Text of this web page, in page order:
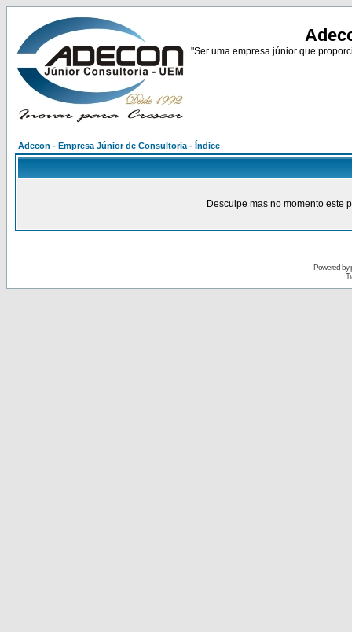
"Ser uma empresa júnior que
Adecon - Empresa Júnior de Consultoria - Índice
Desculpe mas no momento este
Powered by